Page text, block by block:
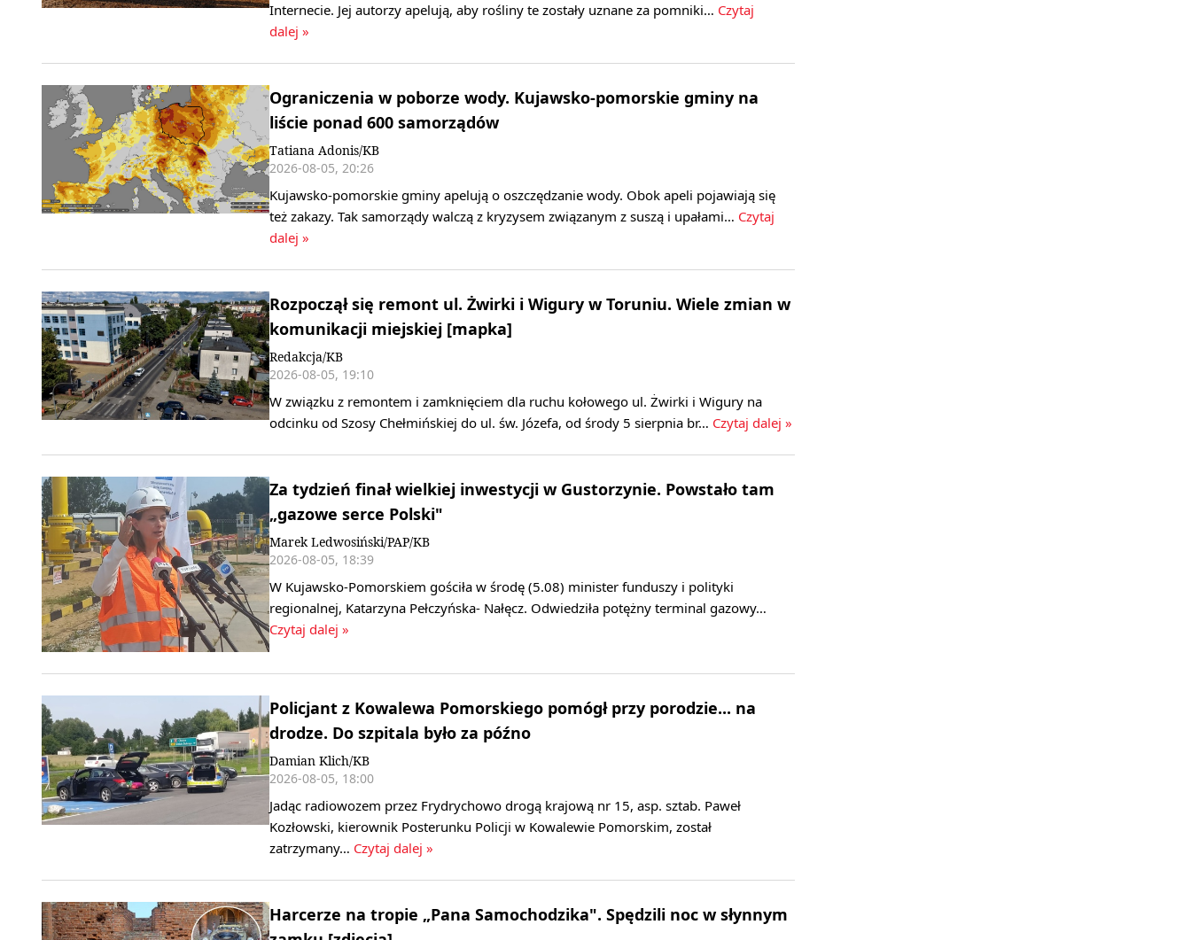
Internecie. Jej autorzy apelują, aby rośliny te zostały uznane za pomniki… Czytaj
dalej »
Ograniczenia w poborze wody. Kujawsko-pomorskie gminy na
liście ponad 600 samorządów
Tatiana Adonis/KB
2026-08-05, 20:26
Kujawsko-pomorskie gminy apelują o oszczędzanie wody. Obok apeli pojawiają się
też zakazy. Tak samorządy walczą z kryzysem związanym z suszą i upałami… Czytaj
dalej »
Rozpoczął się remont ul. Żwirki i Wigury w Toruniu. Wiele zmian w
komunikacji miejskiej [mapka]
Redakcja/KB
2026-08-05, 19:10
W związku z remontem i zamknięciem dla ruchu kołowego ul. Żwirki i Wigury na
odcinku od Szosy Chełmińskiej do ul. św. Józefa, od środy 5 sierpnia br… Czytaj dalej »
Za tydzień finał wielkiej inwestycji w Gustorzynie. Powstało tam
„gazowe serce Polski"
Marek Ledwosiński/PAP/KB
2026-08-05, 18:39
W Kujawsko-Pomorskiem gościła w środę (5.08) minister funduszy i polityki
regionalnej, Katarzyna Pełczyńska- Nałęcz. Odwiedziła potężny terminal gazowy…
Czytaj dalej »
Policjant z Kowalewa Pomorskiego pomógł przy porodzie... na
drodze. Do szpitala było za późno
Damian Klich/KB
2026-08-05, 18:00
Jadąc radiowozem przez Frydrychowo drogą krajową nr 15, asp. sztab. Paweł
Kozłowski, kierownik Posterunku Policji w Kowalewie Pomorskim, został
zatrzymany… Czytaj dalej »
Harcerze na tropie „Pana Samochodzika". Spędzili noc w słynnym